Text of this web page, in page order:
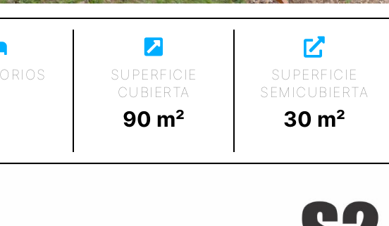
SUPERFICIE
CUBIERTA
90 m²
SUPERFICIE
SEMICUBIERTA
30 m²